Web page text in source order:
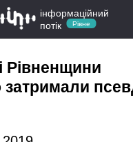
інформаційний
потік
Рівне
Рівненщини
затримали